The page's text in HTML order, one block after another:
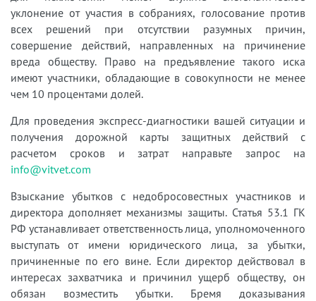
уклонение от участия в собраниях, голосование против
всех решений при отсутствии разумных причин,
совершение действий, направленных на причинение
вреда обществу. Право на предъявление такого иска
имеют участники, обладающие в совокупности не менее
чем 10 процентами долей.
Для проведения экспресс-диагностики вашей ситуации и
получения дорожной карты защитных действий с
расчетом сроков и затрат направьте запрос на
info@vitvet.com
Взыскание убытков с недобросовестных участников и
директора дополняет механизмы защиты. Статья 53.1 ГК
РФ устанавливает ответственность лица, уполномоченного
выступать от имени юридического лица, за убытки,
причиненные по его вине. Если директор действовал в
интересах захватчика и причинил ущерб обществу, он
обязан возместить убытки. Бремя доказывания